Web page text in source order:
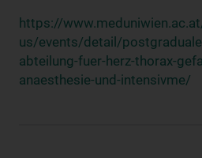
https://
us/events/detail/
abteilung-fuer-herz-thorax-
anaesthesie-und-intensivme/